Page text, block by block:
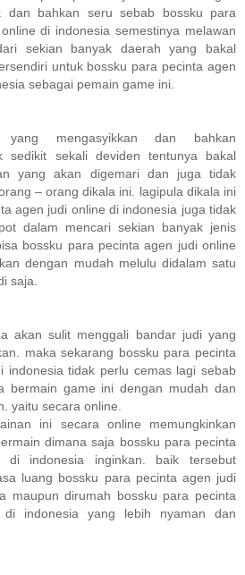
dan bahkan seru sebab bossku para
di indonesia semestinya melawan
sekian banyak daerah yang bakal
untuk bossku para pecinta agen
sebagai pemain game ini.
yang mengasyikkan dan bahkan
sedikit sekali deviden tentunya bakal
yang akan digemari dan juga tidak
– orang dikala ini. lagipula dikala ini
agen judi online di indonesia juga tidak
dalam mencari sekian banyak jenis
bossku para pecinta agen judi online
dengan mudah melulu didalam satu
saja.
akan sulit menggali bandar judi yang
maka sekarang bossku para pecinta
indonesia tidak perlu cemas lagi sebab
bermain game ini dengan mudah dan
yaitu secara online.
ini secara online memungkinkan
dimana saja bossku para pecinta
indonesia inginkan. baik tersebut
luang bossku para pecinta agen judi
maupun dirumah bossku para pecinta
indonesia yang lebih nyaman dan